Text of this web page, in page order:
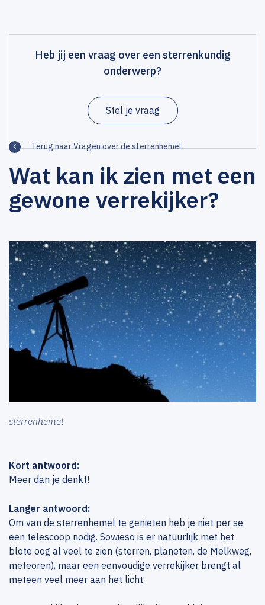
Heb jij een vraag over een sterrenkundig
onderwerp?
Stel je vraag
Terug naar Vragen over de sterrenhemel
Wat kan ik zien met een
gewone verrekijker?
sterrenhemel
Kort antwoord:
Meer dan je denkt!
Langer antwoord:
Om van de sterrenhemel te genieten heb je niet per se
een telescoop nodig. Sowieso is er natuurlijk met het
blote oog al veel te zien (sterren, planeten, de Melkweg,
meteoren), maar een eenvoudige verrekijker brengt al
meteen veel meer aan het licht.